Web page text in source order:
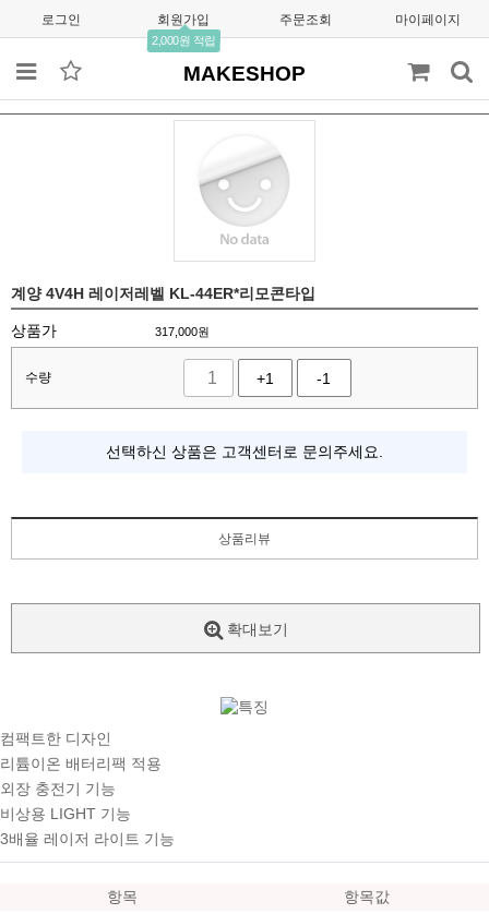
로그인 회원가입
2,000원 적립
주문조회 마이페이지
MAKESHOP
계양 4V4H 레이저레벨 KL-44ER*리모콘타입
상품가 317,000원
수량 +1 -1
선택하신 상품은 고객센터로 문의주세요.
상품리뷰
확대보기
컴팩트한 디자인
리튬이온 배터리팩 적용
외장 충전기 기능
비상용 LIGHT 기능
3배율 레이저 라이트 기능
항목
항목값